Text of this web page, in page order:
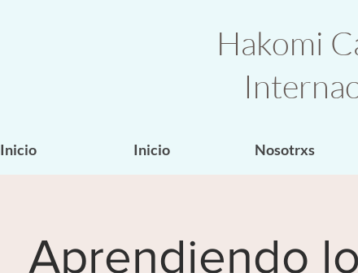
Hakomi
Inicio Inicio Nosotrxs
Aprendiendo